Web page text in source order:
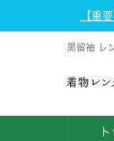
【重
黒留袖 レ